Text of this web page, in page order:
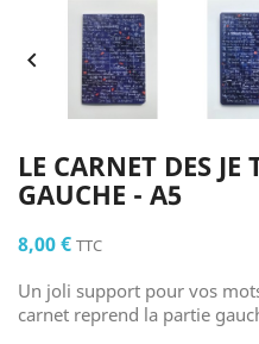

LE CARNET DES
GAUCHE - A5
8,00 € TTC
Un joli support pour vos
carnet reprend la partie